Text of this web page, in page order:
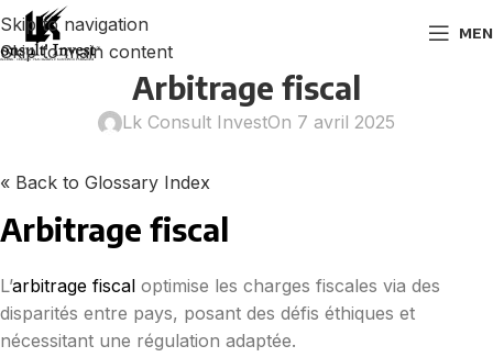
Skip to navigation
Skip to main content
Arbitrage fiscal
Lk Consult InvestOn 7 avril 2025
« Back to Glossary Index
Arbitrage fiscal
L’arbitrage fiscal optimise les charges fiscales via des
disparités entre pays, posant des défis éthiques et
nécessitant une régulation adaptée.